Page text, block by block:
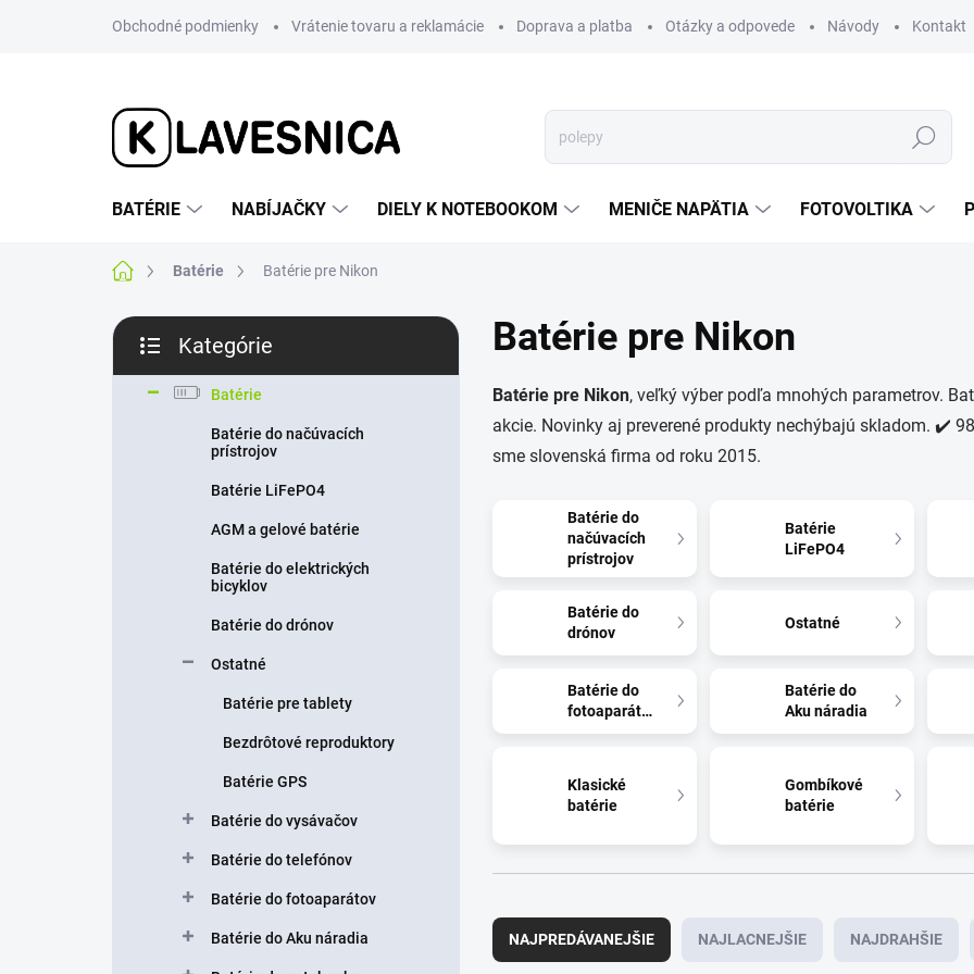
Obchodné podmienky Vrátenie tovaru a reklamácie Doprava a platba Otázky a odpovede Návody Kontakt
Hľadať
BATÉRIE NABÍJAČKY DIELY K NOTEBOOKOM MENIČE NAPÄTIA FOTOVOLTIKA
DomovBatérie Batérie pre Nikon
B
č
kategórie
Kategórie
Batérie
Batérie do načúvacích
prístrojov
Batérie LiFePO4
AGM a gelové batérie
Batérie do elektrických
bicyklov
Batérie do drónov
Ostatné
Batérie pre tablety
Bezdrôtové reproduktory
Batérie GPS
Batérie do vysávačov
Batérie do telefónov
Batérie do fotoaparátov
Batérie do Aku náradia
Batérie pre Nikon
Batérie pre Nikon, veľký výber podľa mnohých parametrov.
akcie. Novinky aj preverené produkty nechýbajú skladom. ✔️
sme slovenská firma od roku 2015.
Batérie do
načúvacích
prístrojov
Batérie
LiFePO4
Batérie do
drónov
Ostatné
Batérie do
fotoaparátov
Batérie do
Aku náradia
Klasické
batérie
Gombíkové
batérie
a
d
NAJPREDÁVANEJŠIE NAJLACNEJŠIE NAJDRAHŠIE